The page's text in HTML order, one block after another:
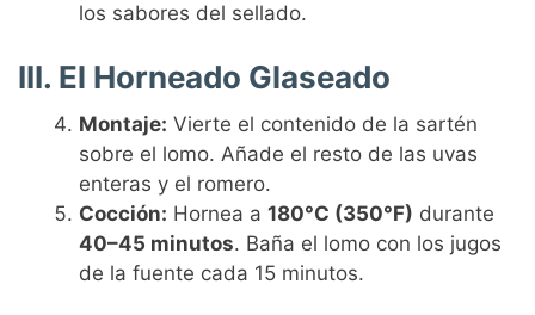
los sabores del sellado.
III. El Horneado Glaseado
Montaje: Vierte el contenido de la sartén
sobre el lomo. Añade el resto de las uvas
enteras y el romero.
Cocción: Hornea a180°C (350°F) durante
40–45 minutos. Baña el lomo con los jugos
de la fuente cada 15 minutos.